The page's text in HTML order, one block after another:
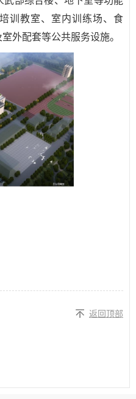
训教室、室内训练场、食
外配套等公共服务设施。
返回顶部